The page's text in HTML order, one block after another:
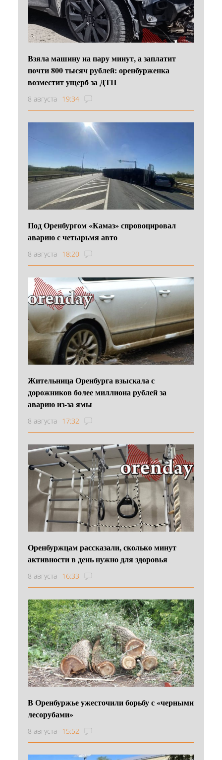
Взяла машину на пару минут, а заплатит
почти 800 тысяч рублей: оренбурженка
возместит ущерб за ДТП
8 августа 19:34
Под Оренбургом «Камаз» спровоцировал
аварию с четырьмя авто
8 августа 18:20
Жительница Оренбурга взыскала с
дорожников более миллиона рублей за
аварию из-за ямы
8 августа 17:32
Оренбуржцам рассказали, сколько минут
активности в день нужно для здоровья
8 августа 16:33
В Оренбуржье ужесточили борьбу с «черными
лесорубами»
8 августа 15:52